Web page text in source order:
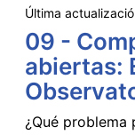
Última
09 -
abiertas:
¿Qué